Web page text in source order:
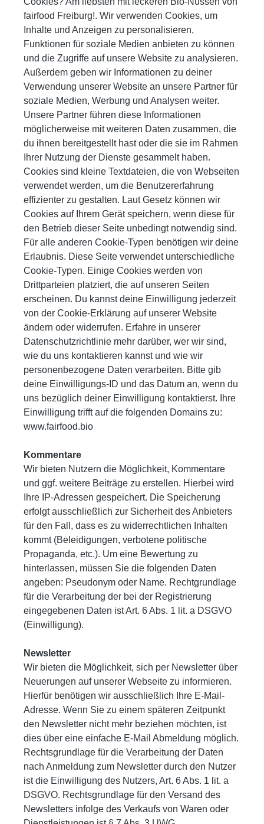
fairfood Freiburg!. Wir verwenden Cookies, um
Inhalte und Anzeigen zu personalisieren,
Funktionen für soziale Medien anbieten zu können
und die Zugriffe auf unsere Website zu analysieren.
Außerdem geben wir Informationen zu deiner
Verwendung unserer Website an unsere Partner für
soziale Medien, Werbung und Analysen weiter.
Unsere Partner führen diese Informationen
möglicherweise mit weiteren Daten zusammen, die
du ihnen bereitgestellt hast oder die sie im Rahmen
Ihrer Nutzung der Dienste gesammelt haben.
Cookies sind kleine Textdateien, die von Webseiten
verwendet werden, um die Benutzererfahrung
effizienter zu gestalten. Laut Gesetz können wir
Cookies auf Ihrem Gerät speichern, wenn diese für
den Betrieb dieser Seite unbedingt notwendig sind.
Für alle anderen Cookie-Typen benötigen wir deine
Erlaubnis. Diese Seite verwendet unterschiedliche
Cookie-Typen. Einige Cookies werden von
Drittparteien platziert, die auf unseren Seiten
erscheinen. Du kannst deine Einwilligung jederzeit
von der Cookie-Erklärung auf unserer Website
ändern oder widerrufen. Erfahre in unserer
Datenschutzrichtlinie mehr darüber, wer wir sind,
wie du uns kontaktieren kannst und wie wir
personenbezogene Daten verarbeiten. Bitte gib
deine Einwilligungs-ID und das Datum an, wenn du
uns bezüglich deiner Einwilligung kontaktierst. Ihre
Einwilligung trifft auf die folgenden Domains zu:
www.fairfood.bio
Kommentare
Wir bieten Nutzern die Möglichkeit, Kommentare
und ggf. weitere Beiträge zu erstellen. Hierbei wird
Ihre IP-Adressen gespeichert. Die Speicherung
erfolgt ausschließlich zur Sicherheit des Anbieters
für den Fall, dass es zu widerrechtlichen Inhalten
kommt (Beleidigungen, verbotene politische
Propaganda, etc.). Um eine Bewertung zu
hinterlassen, müssen Sie die folgenden Daten
angeben: Pseudonym oder Name. Rechtgrundlage
für die Verarbeitung der bei der Registrierung
eingegebenen Daten ist Art. 6 Abs. 1 lit. a DSGVO
(Einwilligung).
Newsletter
Wir bieten die Möglichkeit, sich per Newsletter über
Neuerungen auf unserer Webseite zu informieren.
Hierfür benötigen wir ausschließlich Ihre E-Mail-
Adresse. Wenn Sie zu einem späteren Zeitpunkt
den Newsletter nicht mehr beziehen möchten, ist
dies über eine einfache E-Mail Abmeldung möglich.
Rechtsgrundlage für die Verarbeitung der Daten
nach Anmeldung zum Newsletter durch den Nutzer
ist die Einwilligung des Nutzers, Art. 6 Abs. 1 lit. a
DSGVO. Rechtsgrundlage für den Versand des
Newsletters infolge des Verkaufs von Waren oder